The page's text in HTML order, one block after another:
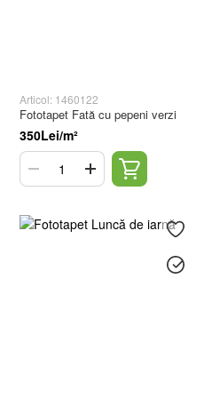
Articol: 1460122
Fototapet Fată cu pepeni verzi
350Lei/m²